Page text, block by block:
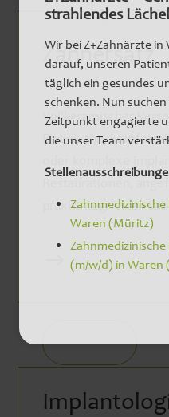
Zahnersatz
Vollkeramischer
Einzelzahn,
Restaurationen,
praxisintegrierten
strahlendes
Wir bei Z+Zahnärzte
darauf, unseren
täglich ein gesundes
schenken. Nun
Zeitpunkt engagierte
die unser Team
Waren (Müritz)
(m/w/d) in Waren